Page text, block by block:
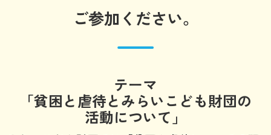
ご参加ください。
テーマ
「貧困と虐待とみらいこども財団の
活動について」